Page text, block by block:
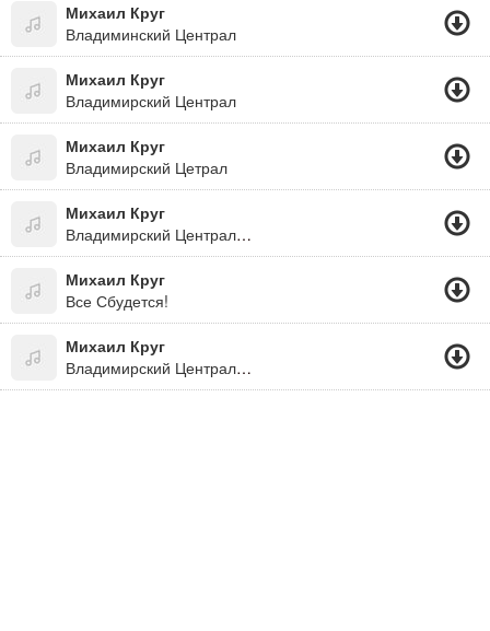
Михаил Круг
Владиминский Централ
Михаил Круг
Владимирский Централ
Михаил Круг
Владимирский Цетрал
Михаил Круг
Владимирский Централ Замедленный В 8 Раз, Прикол))
Михаил Круг
Все Сбудется!
Михаил Круг
Владимирский Централ (+Дети)